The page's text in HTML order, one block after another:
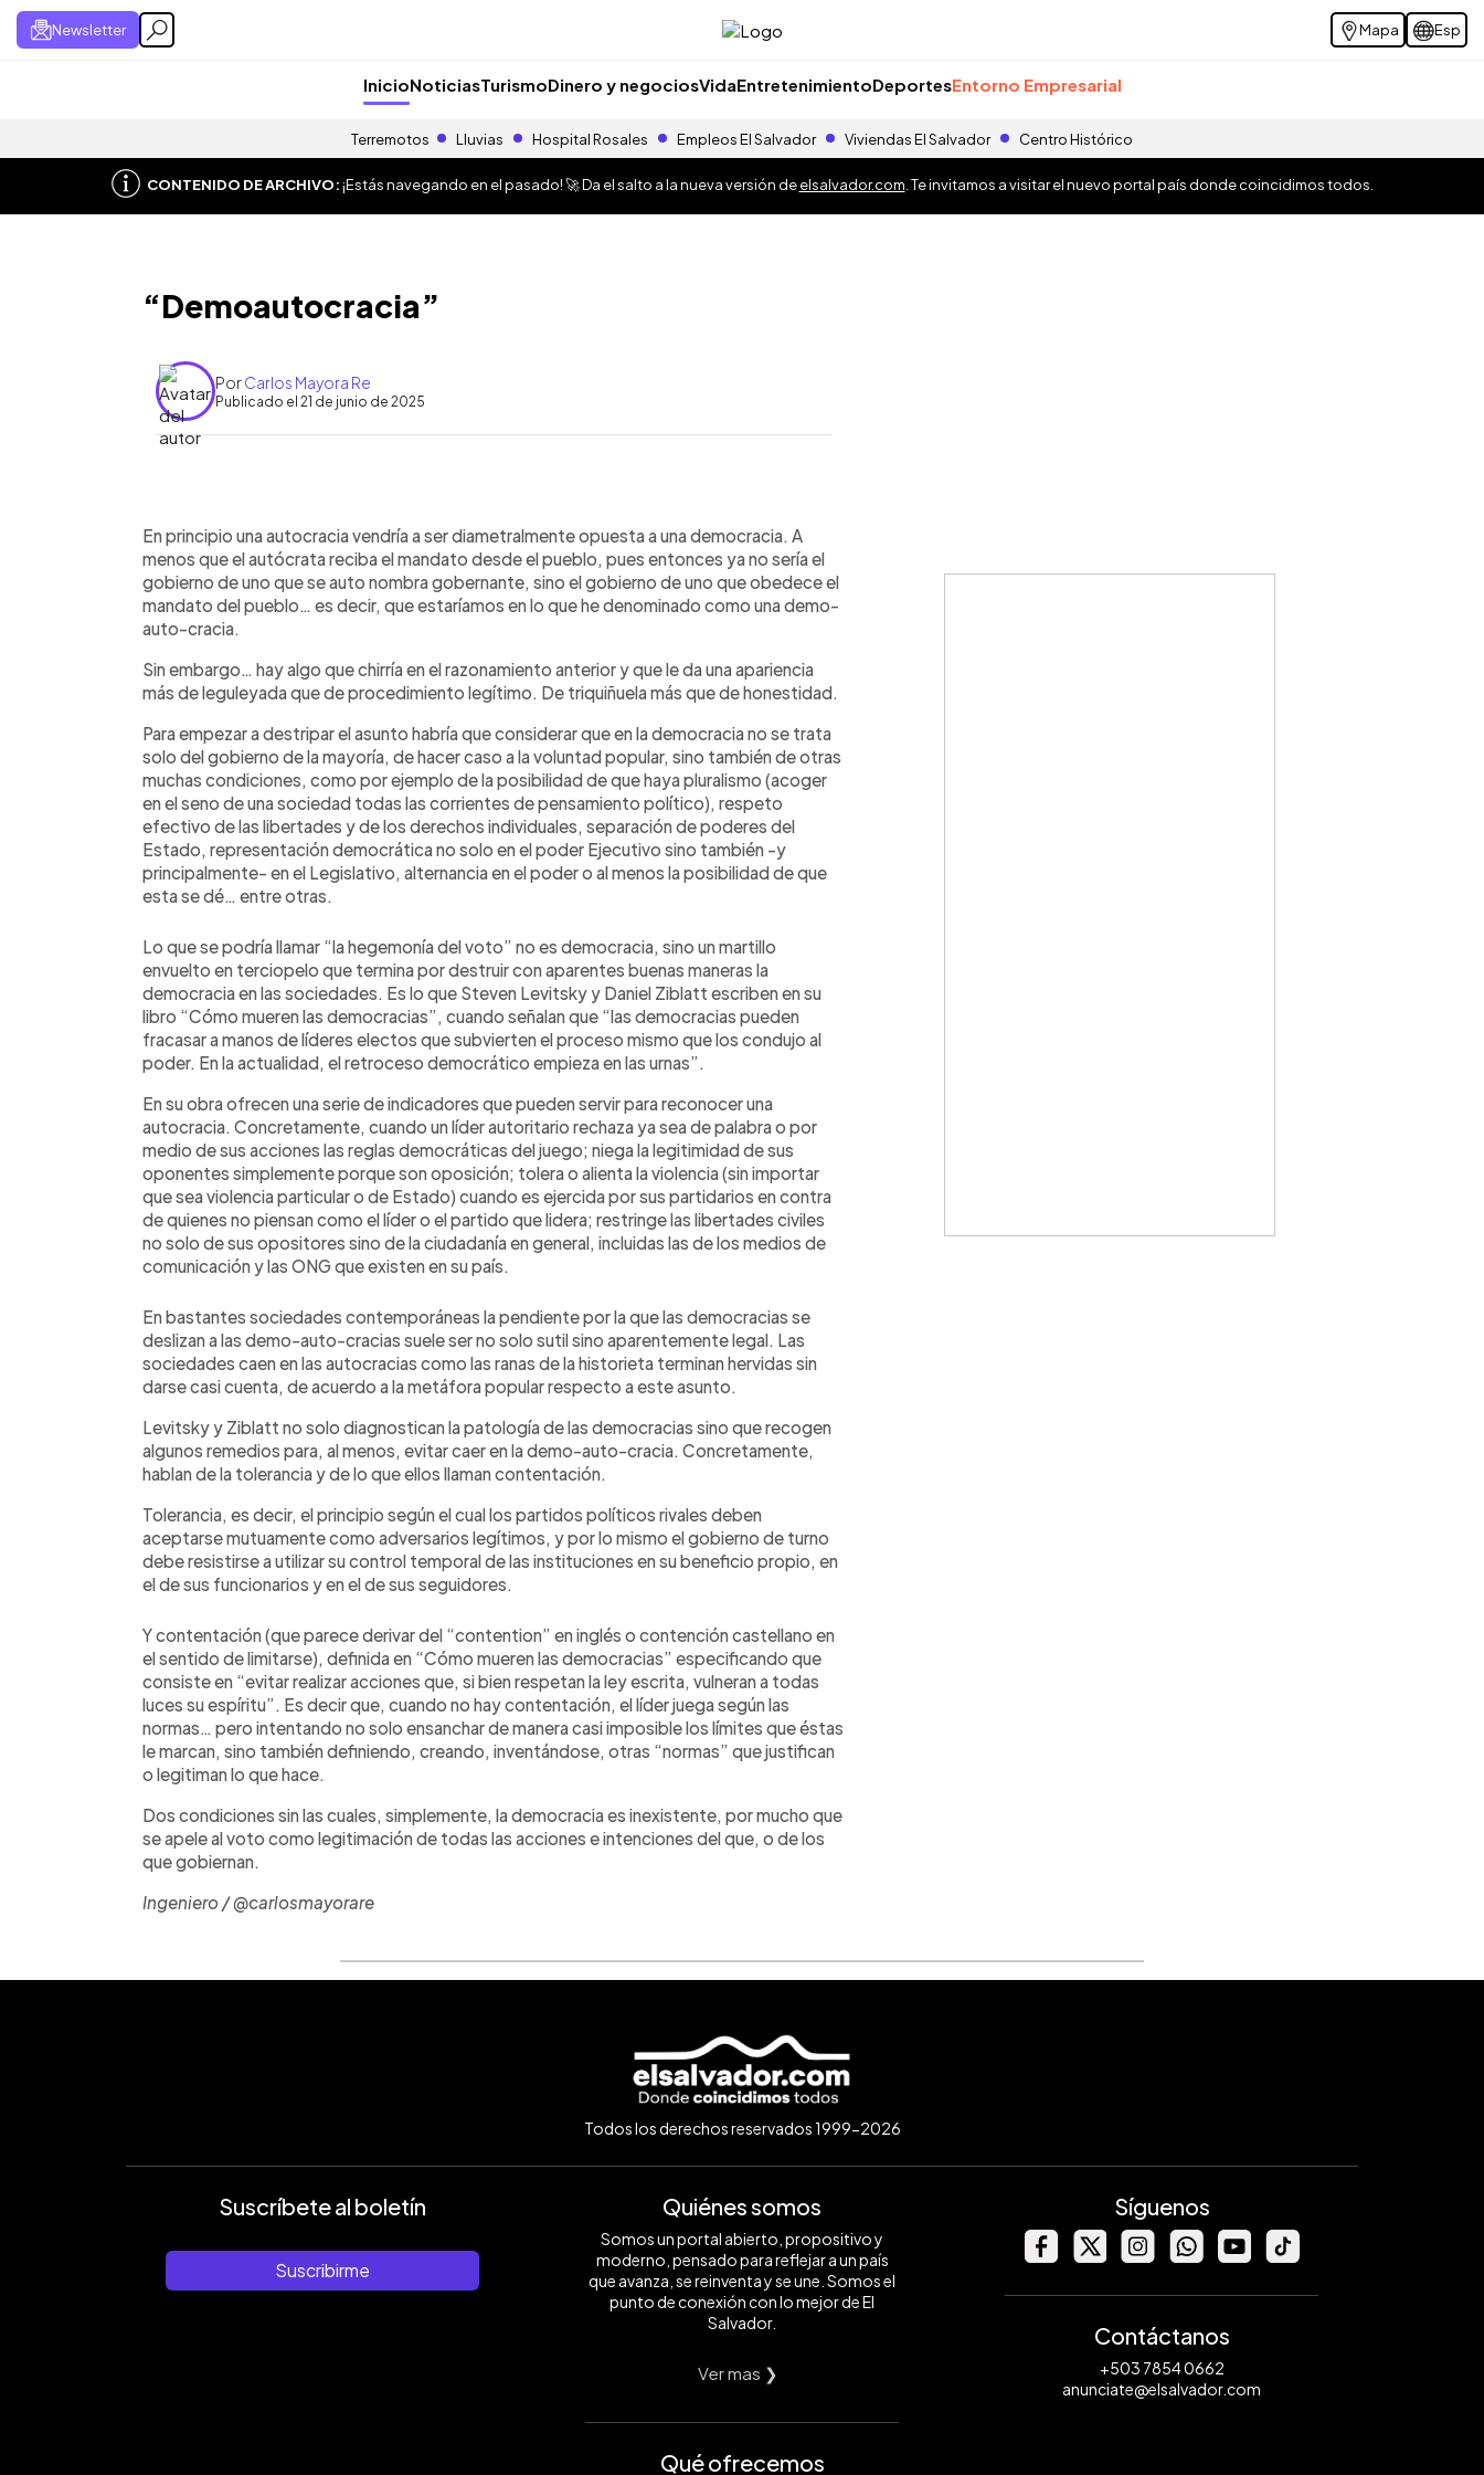
Newsletter Mapa Esp
InicioNoticiasTurismoDinero y negociosVidaEntretenimientoDeportesEntorno Empresarial
Terremotos Lluvias Hospital Rosales Empleos El Salvador Viviendas El Salvador Centro Histórico
CONTENIDO DE ARCHIVO:¡Estás navegando en el pasado! 🚀 Da el salto a la nueva versión deelsalvador.com . Te invitamos a visitar el nuevo portal país donde coincidimos todos.
“Demoautocracia”
PorCarlos Mayora Re
Publicado el 21 de junio de 2025
► Escuchar artículo
En principio una autocracia vendría a ser diametralmente opuesta a una democracia. A
menos que el autócrata reciba el mandato desde el pueblo, pues entonces ya no sería el
gobierno de uno que se auto nombra gobernante, sino el gobierno de uno que obedece el
mandato del pueblo… es decir, que estaríamos en lo que he denominado como una demo-
auto-cracia.
Sin embargo… hay algo que chirría en el razonamiento anterior y que le da una apariencia
más de leguleyada que de procedimiento legítimo. De triquiñuela más que de honestidad.
Para empezar a destripar el asunto habría que considerar que en la democracia no se trata
solo del gobierno de la mayoría, de hacer caso a la voluntad popular, sino también de otras
muchas condiciones, como por ejemplo de la posibilidad de que haya pluralismo (acoger
en el seno de una sociedad todas las corrientes de pensamiento político), respeto
efectivo de las libertades y de los derechos individuales, separación de poderes del
Estado, representación democrática no solo en el poder Ejecutivo sino también -y
principalmente- en el Legislativo, alternancia en el poder o al menos la posibilidad de que
esta se dé… entre otras.
Lo que se podría llamar “la hegemonía del voto” no es democracia, sino un martillo
envuelto en terciopelo que termina por destruir con aparentes buenas maneras la
democracia en las sociedades. Es lo que Steven Levitsky y Daniel Ziblatt escriben en su
libro “Cómo mueren las democracias”, cuando señalan que “las democracias pueden
fracasar a manos de líderes electos que subvierten el proceso mismo que los condujo al
poder. En la actualidad, el retroceso democrático empieza en las urnas”.
En su obra ofrecen una serie de indicadores que pueden servir para reconocer una
autocracia. Concretamente, cuando un líder autoritario rechaza ya sea de palabra o por
medio de sus acciones las reglas democráticas del juego; niega la legitimidad de sus
oponentes simplemente porque son oposición; tolera o alienta la violencia (sin importar
que sea violencia particular o de Estado) cuando es ejercida por sus partidarios en contra
de quienes no piensan como el líder o el partido que lidera; restringe las libertades civiles
no solo de sus opositores sino de la ciudadanía en general, incluidas las de los medios de
comunicación y las ONG que existen en su país.
En bastantes sociedades contemporáneas la pendiente por la que las democracias se
deslizan a las demo-auto-cracias suele ser no solo sutil sino aparentemente legal. Las
sociedades caen en las autocracias como las ranas de la historieta terminan hervidas sin
darse casi cuenta, de acuerdo a la metáfora popular respecto a este asunto.
Levitsky y Ziblatt no solo diagnostican la patología de las democracias sino que recogen
algunos remedios para, al menos, evitar caer en la demo-auto-cracia. Concretamente,
hablan de la tolerancia y de lo que ellos llaman contentación.
Tolerancia, es decir, el principio según el cual los partidos políticos rivales deben
aceptarse mutuamente como adversarios legítimos, y por lo mismo el gobierno de turno
debe resistirse a utilizar su control temporal de las instituciones en su beneficio propio, en
el de sus funcionarios y en el de sus seguidores.
Y contentación (que parece derivar del “contention” en inglés o contención castellano en
el sentido de limitarse), definida en “Cómo mueren las democracias” especificando que
consiste en “evitar realizar acciones que, si bien respetan la ley escrita, vulneran a todas
luces su espíritu”. Es decir que, cuando no hay contentación, el líder juega según las
normas… pero intentando no solo ensanchar de manera casi imposible los límites que éstas
le marcan, sino también definiendo, creando, inventándose, otras “normas” que justifican
o legitiman lo que hace.
Dos condiciones sin las cuales, simplemente, la democracia es inexistente, por mucho que
se apele al voto como legitimación de todas las acciones e intenciones del que, o de los
que gobiernan.
Ingeniero / @carlosmayorare
Todos los derechos reservados 1999-2026
Suscríbete al boletín
Suscribirme
Quiénes somos
Somos un portal abierto, propositivo y
moderno, pensado para reflejar a un país
que avanza, se reinventa y se une. Somos el
punto de conexión con lo mejor de El
Salvador.
Ver mas ❯
Qué ofrecemos
Síguenos
Contáctanos
+503 7854 0662
anunciate@elsalvador.com